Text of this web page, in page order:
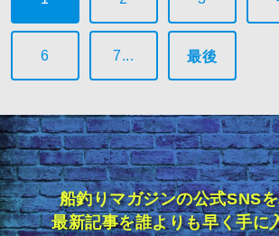
6 7... 最後
船釣りマガジンの公式SNS
最新記事を誰よりも早く手に